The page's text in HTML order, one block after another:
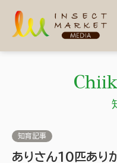
知育記事
ありさん10匹あり